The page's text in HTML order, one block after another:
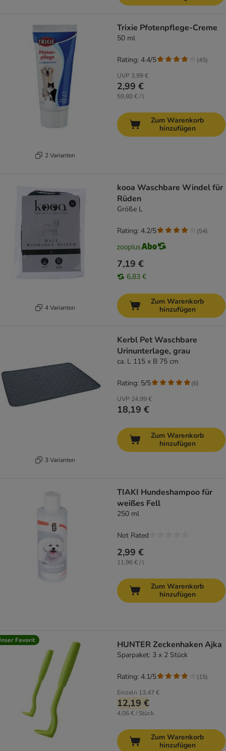
2 Varianten
Trixie Pfotenpflege-Creme
50 ml
UVP 3,99 €
2,99 €
59,80 € / l
Rating: 4.4/5 (45)
Zum Warenkorb
hinzufügen
4 Varianten
kooa Waschbare Windel für
Rüden
Größe L
7,19 €
6,83 €
Rating: 4.2/5 (54)
Zum Warenkorb
hinzufügen
3 Varianten
Kerbl Pet Waschbare
Urinunterlage, grau
ca. L 115 x B 75 cm
UVP 24,99 €
18,19 €
Rating: 5/5 (6)
Zum Warenkorb
hinzufügen
TIAKI Hundeshampoo für
weißes Fell
250 ml
2,99 €
11,96 € / l
Not Rated
Zum Warenkorb
hinzufügen
Favorit HUNTER Zeckenhaken Ajka
Sparpaket: 3 x 2 Stück
Einzeln 13,47 €
12,19 €
4,06 € / Stück
Rating: 4.1/5 (15)
Zum Warenkorb
hinzufügen